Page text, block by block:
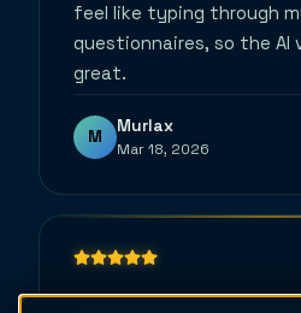
feel like typing through
questionnaires, so the AI
great.
M
Murlax
Mar 18, 2026